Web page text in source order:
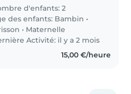
d'enfants: 2
des enfants: Bambin •
• Maternelle
Activité: il y a 2 mois
15,00 €/heure